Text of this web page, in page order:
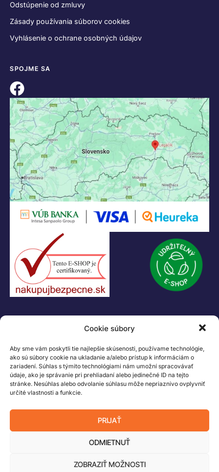
Cookie súbory
Aby sme vám poskytli tie najlepšie skúsenosti, používame technológie,
ako sú súbory cookie na ukladanie a/alebo prístup k informáciám o
zariadení. Súhlas s týmito technológiami nám umožní spracovávať
údaje, ako je správanie pri prehliadaní alebo jedinečné ID na tejto
stránke. Nesúhlas alebo odvolanie súhlasu môže nepriaznivo ovplyvniť
určité vlastnosti a funkcie.
PRIJAŤ
ODMIETNUŤ
ZOBRAZIŤ MOŽNOSTI
Odstúpenie od zmluvy
Zásady používania súborov cookies
Vyhlásenie o ochrane osobných údajov
SPOJME SA
+421 907 919 608
legacik@legacik.sk
Legáčik s.r.o
Hrnčiarska 2/A
04001 Košice
IČ DPH: SK2023978330
Logo LEGO, minifigures, DUPLO, LEGENDS OF CHIMA, NINJAGO, BIONICLE,